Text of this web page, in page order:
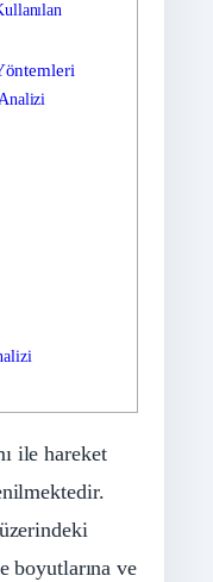
ile hareket
boyutlarına ve